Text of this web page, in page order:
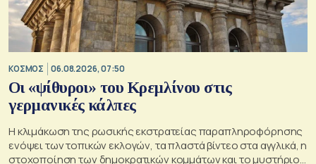
ΚΟΣΜΟΣ 06.08.2026, 07:50
Οι «ψίθυροι» του Κρεμλίνου στις
γερμανικές κάλπες
Η κλιμάκωση της ρωσικής εκστρατείας παραπληροφόρησης
ενόψει των τοπικών εκλογών, τα πλαστά βίντεο στα αγγλικά, η
στοχοποίηση των δημοκρατικών κομμάτων και το μυστήριο